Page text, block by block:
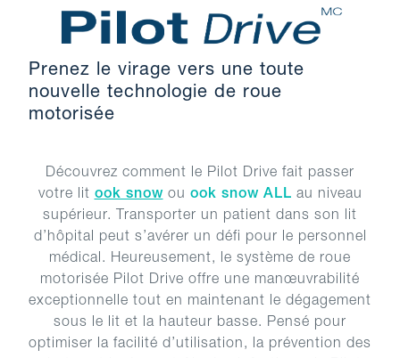
Prenez le virage vers une toute
nouvelle technologie de roue
motorisée
Découvrez comment le Pilot Drive fait passer
votre litook snowou ook snow ALL au niveau
supérieur. Transporter un patient dans son lit
d’hôpital peut s’avérer un défi pour le personnel
médical. Heureusement, le système de roue
motorisée Pilot Drive offre une manœuvrabilité
exceptionnelle tout en maintenant le dégagement
sous le lit et la hauteur basse. Pensé pour
optimiser la facilité d’utilisation, la prévention des